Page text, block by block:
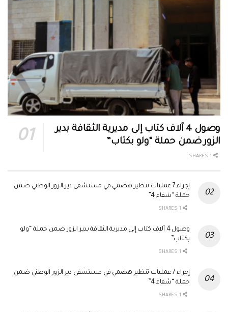
وصول 4 آلاف كتاب إلى مديرية الثقافة بدير
الزور ضمن حملة “ولو بكتاب”
إجراء 7 عمليات تنظير هضمي في مستشفى دير الزور الوطني ضمن
حملة “شفاء 4”
وصول 4 آلاف كتاب إلى مديرية الثقافة بدير الزور ضمن حملة “ولو
بكتاب”
إجراء 7 عمليات تنظير هضمي في مستشفى دير الزور الوطني ضمن
حملة “شفاء 4”